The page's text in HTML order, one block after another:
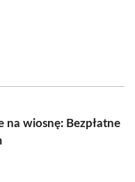
na wiosnę: Bezpłatne